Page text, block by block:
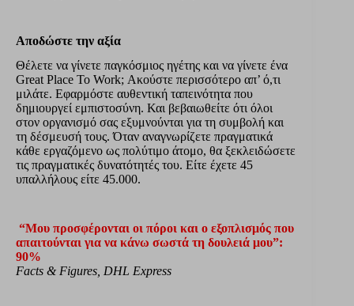
Αποδώστε την αξία
Θέλετε να γίνετε παγκόσμιος ηγέτης και να γίνετε ένα
Great Place To Work; Ακούστε περισσότερο απ’ ό,τι
μιλάτε. Εφαρμόστε αυθεντική ταπεινότητα που
δημιουργεί εμπιστοσύνη. Και βεβαιωθείτε ότι όλοι
στον οργανισμό σας εξυμνούνται για τη συμβολή και
τη δέσμευσή τους. Όταν αναγνωρίζετε πραγματικά
κάθε εργαζόμενο ως πολύτιμο άτομο, θα ξεκλειδώσετε
τις πραγματικές δυνατότητές του. Είτε έχετε 45
υπαλλήλους είτε 45.000.
“Μου προσφέρονται οι πόροι και ο εξοπλισμός που
απαιτούνται για να κάνω σωστά τη δουλειά μου”:
90%
Facts & Figures, DHL Express